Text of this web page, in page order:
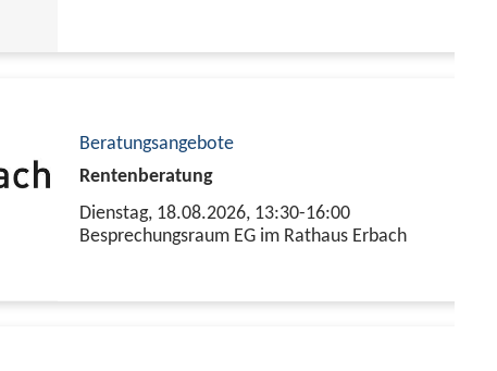
Beratungsangebote
Rentenberatung
Dienstag, 18.08.2026, 13:30-16:00
Besprechungsraum EG im Rathaus Erbach